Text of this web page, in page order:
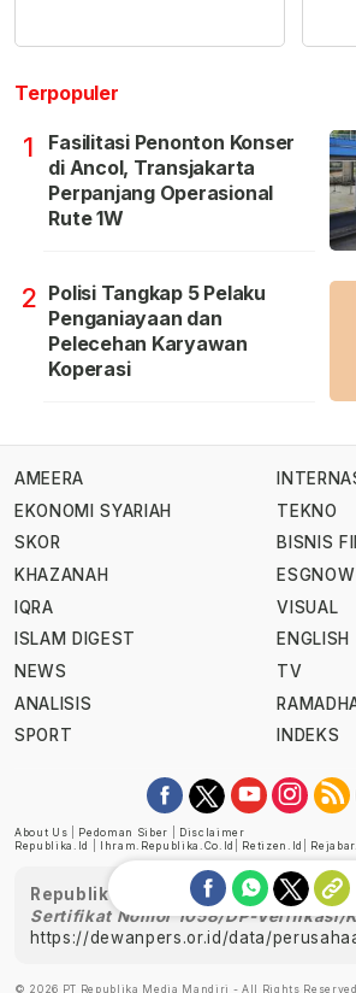
Terpopuler
1
Fasilitasi Penonton Konser
di Ancol, Transjakarta
Perpanjang Operasional
Rute 1W
2 Polisi Tangkap 5 Pelaku
Penganiayaan dan
Pelecehan Karyawan
Koperasi
AMEERA
EKONOMI SYARIAH
SKOR
KHAZANAH
IQRA
ISLAM DIGEST
NEWS
ANALISIS
SPORT
TEKNO
BISNIS
ESGNOW
VISUAL
ENGLISH
TV
INDEKS
About Us Pedoman Siber
Disclaimer
Republika.id
Ihram.republika.co.id Retizen.id
Republika telah diverifikasi oleh
Sertifikat Nomor 1058/DP-Verifikasi/
https://dewanpers.or.id/data/
© 2026 PT Republika Media Mandiri - All Rights Reserved.